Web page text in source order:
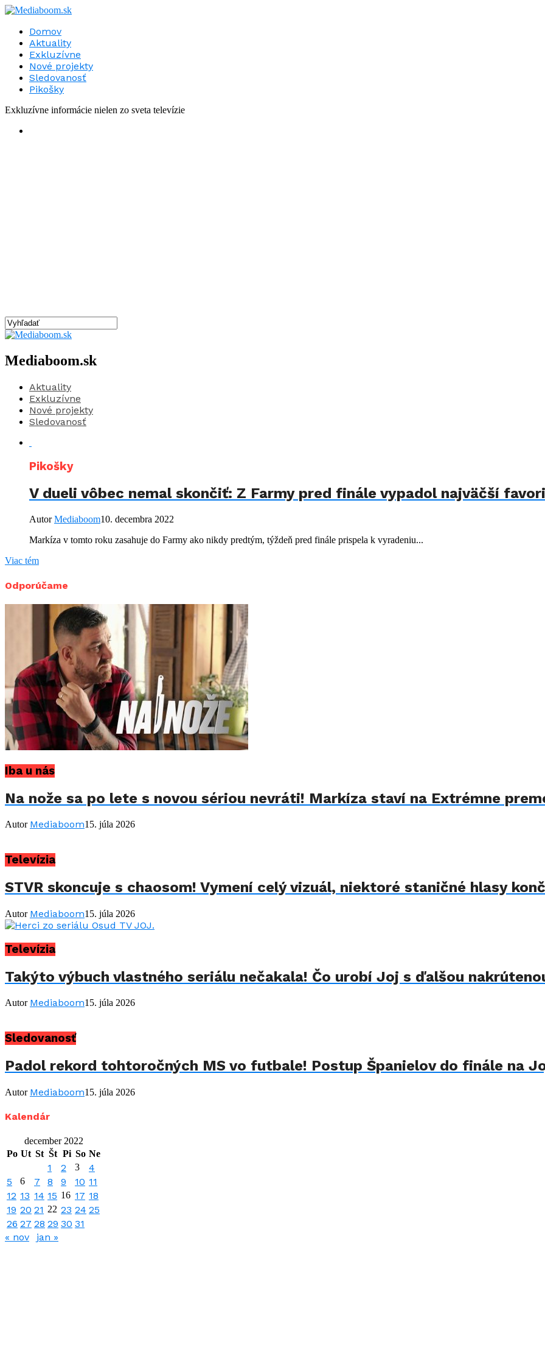
Domov
Aktuality
Exkluzívne
Nové projekty
Sledovanosť
Pikošky
Exkluzívne informácie nielen zo sveta televízie
Mediaboom.sk
Aktuality
Exkluzívne
Nové projekty
Sledovanosť
Pikošky
V dueli vôbec nemal skončiť: Z Farmy pred finále vypadol najväčší
AutorMediaboom10. decembra 2022
Markíza v tomto roku zasahuje do Farmy ako nikdy predtým, týždeň pred finále prispela k vyradeniu...
Viac tém
Odporúčame
Iba u nás
Na nože sa po lete s novou sériou nevráti! Markíza staví na Extrémne
Autor Mediaboom15. júla 2026
Televízia
STVR skoncuje s chaosom! Vymení celý vizuál, niektoré staničné hlasy
Autor Mediaboom15. júla 2026
Televízia
Takýto výbuch vlastného seriálu nečakala! Čo urobí Joj s ďalšou
Autor Mediaboom15. júla 2026
Sledovanosť
Padol rekord tohtoročných MS vo futbale! Postup Španielov do finále na
Autor Mediaboom15. júla 2026
Kalendár
december 2022
Po Ut St Št Pi So Ne
1 2 3
4
5
6 7 8 9 10 11
12 13 14 15 16 17 18
19 20 21 22 23 24 25
26 27 28 29 30 31
« nov
jan »